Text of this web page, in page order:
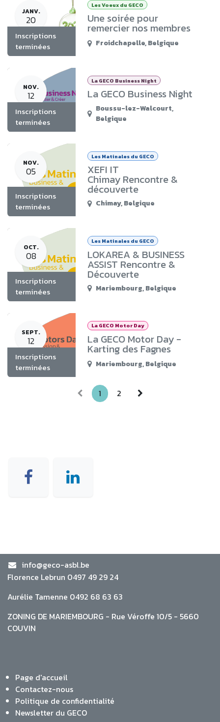
JANV.
20
Inscriptions
terminées
Les Voeux du GECO
Une soirée pour
remercier nos membres
Froidchapelle,Belgique
NOV.
12
Inscriptions
terminées
La GECO Business Night
La GECO Business Night
Boussu-lez-Walcourt,
Belgique
NOV.
05
Inscriptions
terminées
Les Matinales du GECO
XEFI IT
Chimay Rencontre &
découverte
Chimay,Belgique
OCT.
08
Inscriptions
terminées
Les Matinales du GECO
LOKAREA & BUSINESS
ASSIST Rencontre &
Découverte
Mariembourg,Belgique
SEPT.
12
Inscriptions
terminées
La GECO Motor Day
La GECO Motor Day -
Karting des Fagnes
Mariembourg,Belgique
1 2
info@geco-asbl.be
Florence Lebrun 0497 49 29 24
Aurélie Tamenne 0492 68 63 63
ZONING DE MARIEMBOURG - Rue Véroffe 10/5 - 5660
COUVIN
Page d'accueil
Contactez-nous
Politique de confidentialité
Newsletter du GECO